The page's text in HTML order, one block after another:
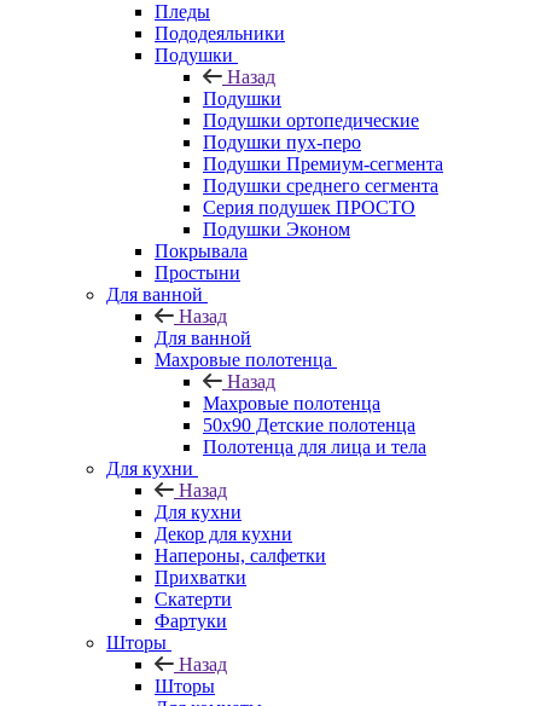
Пледы
Пододеяльники
Подушки
Назад
Подушки
Подушки ортопедические
Подушки пух-перо
Подушки Премиум-сегмента
Подушки среднего сегмента
Серия подушек ПРОСТО
Подушки Эконом
Покрывала
Простыни
Для ванной
Назад
Для ванной
Махровые полотенца
Назад
Махровые полотенца
50х90 Детские полотенца
Полотенца для лица и тела
Для кухни
Назад
Для кухни
Декор для кухни
Напероны, салфетки
Прихватки
Скатерти
Фартуки
Шторы
Назад
Шторы